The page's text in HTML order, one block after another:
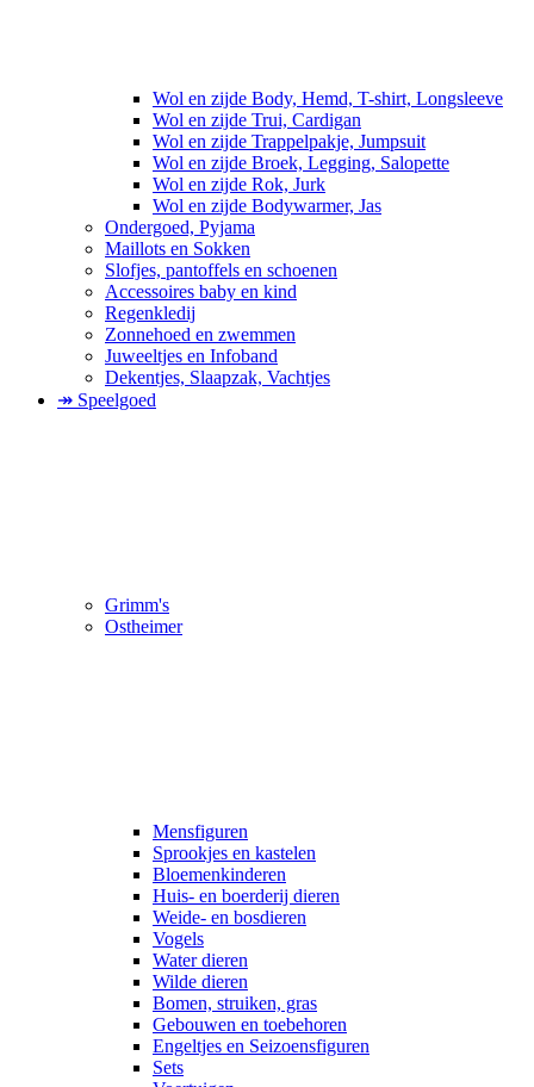
Wol en zijde Body, Hemd, T-shirt, Longsleeve
Wol en zijde Trui, Cardigan
Wol en zijde Trappelpakje, Jumpsuit
Wol en zijde Broek, Legging, Salopette
Wol en zijde Rok, Jurk
Wol en zijde Bodywarmer, Jas
Ondergoed, Pyjama
Maillots en Sokken
Slofjes, pantoffels en schoenen
Accessoires baby en kind
Regenkledij
Zonnehoed en zwemmen
Juweeltjes en Infoband
Dekentjes, Slaapzak, Vachtjes
↠ Speelgoed
Grimm's
Ostheimer
Mensfiguren
Sprookjes en kastelen
Bloemenkinderen
Huis- en boerderij dieren
Weide- en bosdieren
Vogels
Water dieren
Wilde dieren
Bomen, struiken, gras
Gebouwen en toebehoren
Engeltjes en Seizoensfiguren
Sets